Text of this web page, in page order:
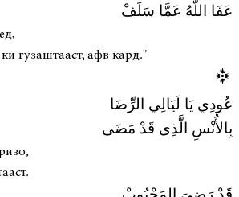
عَفَا اللَّهُ عَمَّا سَلَفْ
гузаштааст, афв кард."
عُودِي يَا لَيَالِي الرِّضَا
بِالأُنْسِ الَّذِى قَدْ مَضَى